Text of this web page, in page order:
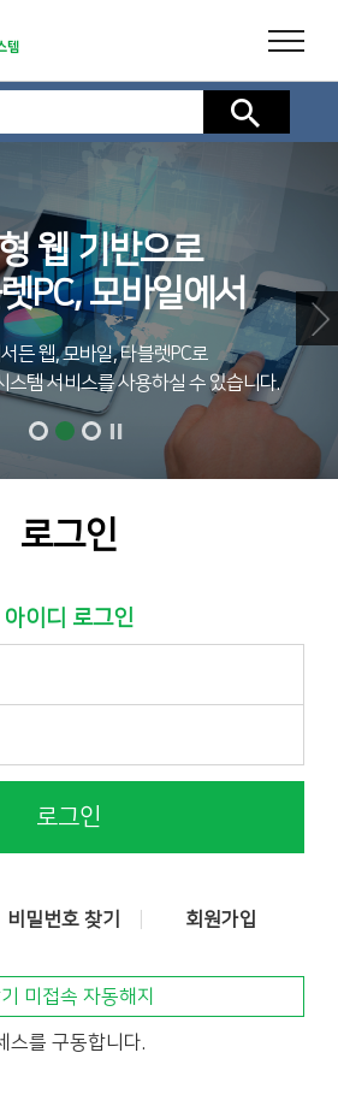
검색
웹 기반으로
PC, 모바일에서
든 웹, 모바일, 타블렛PC로
스템 서비스를 사용하실 수 있습니다.
로그인
아이디 로그인
로그인
비밀번호 찾기 회원가입
미접속 자동해지
스를 구동합니다.